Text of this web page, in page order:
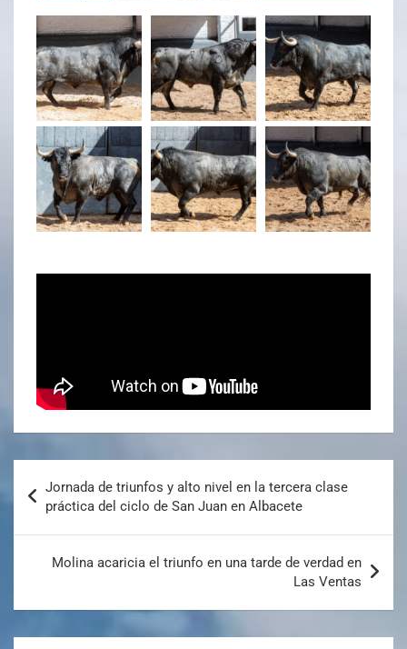
Jornada de triunfos y alto nivel en la tercera clase
práctica del ciclo de San Juan en Albacete
Molina acaricia el triunfo en una tarde de verdad en
Las Ventas